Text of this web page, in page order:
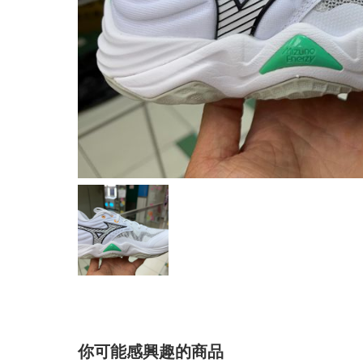
你可能感興趣的商品